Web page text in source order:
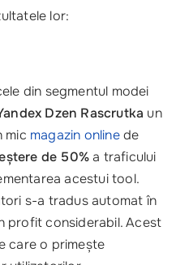
lor:
din segmentul modei
Dzen Rascrutka un
mic magazin onlinede
de 50%a traficului
acestui tool.
s-a tradus automat în
profit considerabil. Acest
care o primește